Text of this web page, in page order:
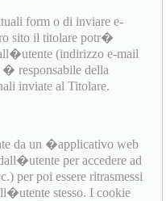
form o di inviare e-
sito il titolare potr�
(indirizzo e-mail
responsabile della
inviate al Titolare.
da un �applicativo web
per accedere ad
per poi essere ritrasmessi
stesso. I cookie